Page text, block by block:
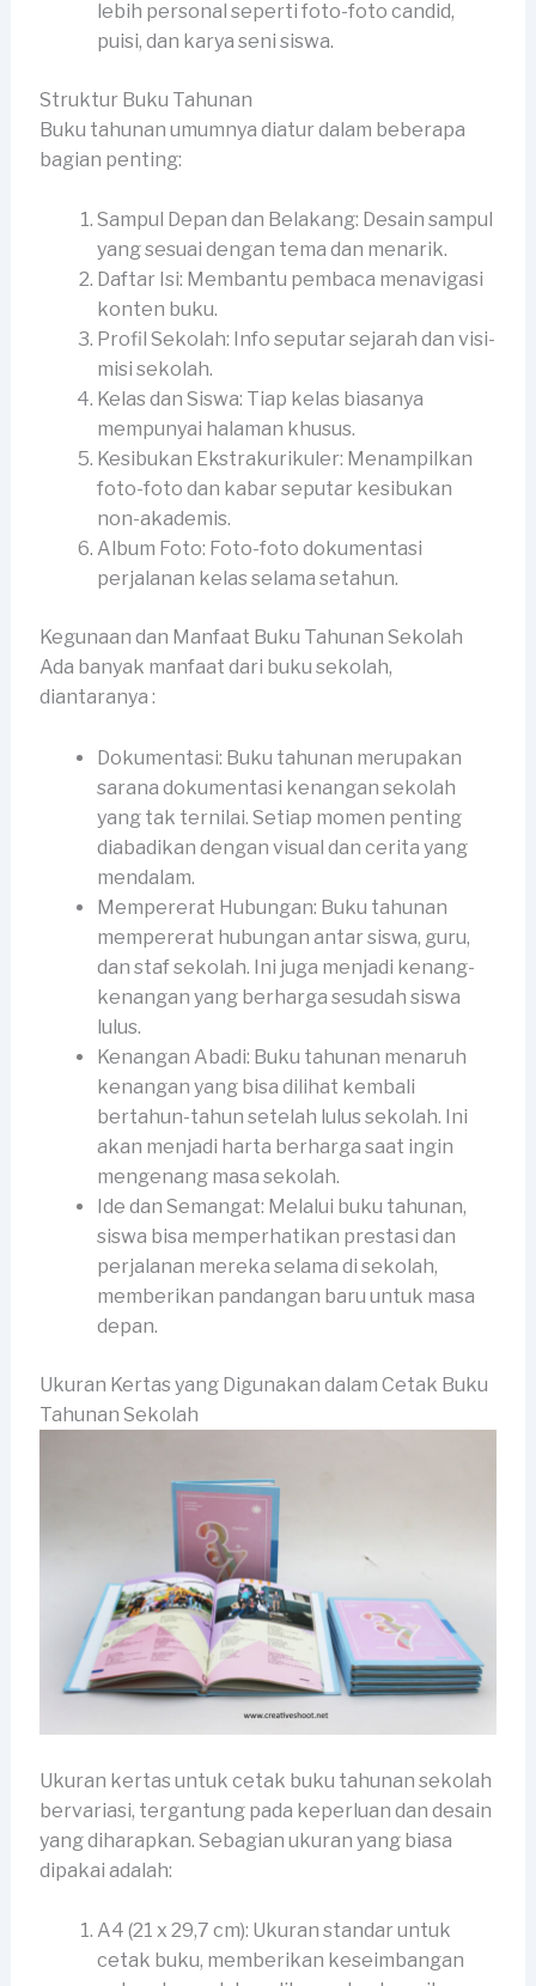
lebih personal seperti foto-foto candid,
puisi, dan karya seni siswa.
Struktur Buku Tahunan
Buku tahunan umumnya diatur dalam beberapa
bagian penting:
Sampul Depan dan Belakang: Desain sampul
yang sesuai dengan tema dan menarik.
Daftar Isi: Membantu pembaca menavigasi
konten buku.
Profil Sekolah: Info seputar sejarah dan visi-
misi sekolah.
Kelas dan Siswa: Tiap kelas biasanya
mempunyai halaman khusus.
Kesibukan Ekstrakurikuler: Menampilkan
foto-foto dan kabar seputar kesibukan
non-akademis.
Album Foto: Foto-foto dokumentasi
perjalanan kelas selama setahun.
Kegunaan dan Manfaat Buku Tahunan Sekolah
Ada banyak manfaat dari buku sekolah,
diantaranya :
Dokumentasi: Buku tahunan merupakan
sarana dokumentasi kenangan sekolah
yang tak ternilai. Setiap momen penting
diabadikan dengan visual dan cerita yang
mendalam.
Mempererat Hubungan: Buku tahunan
mempererat hubungan antar siswa, guru,
dan staf sekolah. Ini juga menjadi kenang-
kenangan yang berharga sesudah siswa
lulus.
Kenangan Abadi: Buku tahunan menaruh
kenangan yang bisa dilihat kembali
bertahun-tahun setelah lulus sekolah. Ini
akan menjadi harta berharga saat ingin
mengenang masa sekolah.
Ide dan Semangat: Melalui buku tahunan,
siswa bisa memperhatikan prestasi dan
perjalanan mereka selama di sekolah,
memberikan pandangan baru untuk masa
depan.
Ukuran Kertas yang Digunakan dalam Cetak Buku
Tahunan Sekolah
Ukuran kertas untuk cetak buku tahunan sekolah
bervariasi, tergantung pada keperluan dan desain
yang diharapkan. Sebagian ukuran yang biasa
dipakai adalah:
A4 (21 x 29,7 cm): Ukuran standar untuk
cetak buku, memberikan keseimbangan